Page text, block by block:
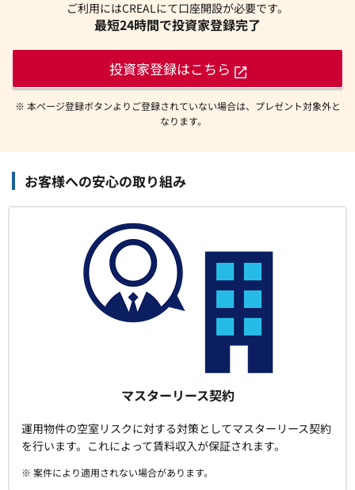
ご利用にはCREALにて口座開設が必要です。
最短24時間で投資家登録完了
投資家登録はこちら
※ 本ページ登録ボタンよりご登録されていない場合は、プレゼント対象外と
なります。
お客様への安心の取り組み
マスターリース契約
運用物件の空室リスクに対する対策としてマスターリース契約
を行います。これによって賃料収入が保証されます。
※ 案件により適用されない場合があります。